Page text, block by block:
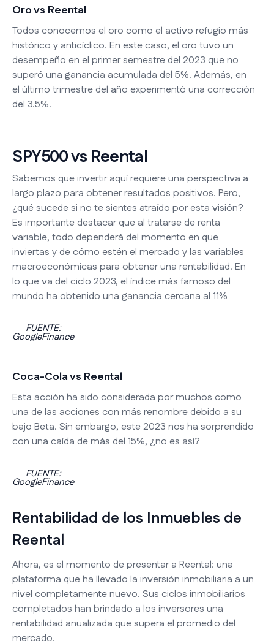
Oro vs Reental
Todos conocemos el oro como el activo refugio más
histórico y anticíclico. En este caso, el oro tuvo un
desempeño en el primer semestre del 2023 que no
superó una ganancia acumulada del 5%. Además, en
el último trimestre del año experimentó una corrección
del 3.5%.
SPY500 vs Reental
Sabemos que invertir aquí requiere una perspectiva a
largo plazo para obtener resultados positivos. Pero,
¿qué sucede si no te sientes atraído por esta visión?
Es importante destacar que al tratarse de renta
variable, todo dependerá del momento en que
inviertas y de cómo estén el mercado y las variables
macroeconómicas para obtener una rentabilidad. En
lo que va del ciclo 2023, el índice más famoso del
mundo ha obtenido una ganancia cercana al 11%
FUENTE:
GoogleFinance
Coca-Cola vs Reental
Esta acción ha sido considerada por muchos como
una de las acciones con más renombre debido a su
bajo Beta. Sin embargo, este 2023 nos ha sorprendido
con una caída de más del 15%, ¿no es así?
FUENTE:
GoogleFinance
Rentabilidad de los Inmuebles de
Reental
Ahora, es el momento de presentar a Reental: una
plataforma que ha llevado la inversión inmobiliaria a un
nivel completamente nuevo. Sus ciclos inmobiliarios
completados han brindado a los inversores una
rentabilidad anualizada que supera el promedio del
mercado.